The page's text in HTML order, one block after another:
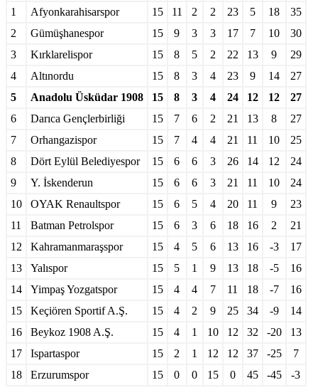
1 Afyonkarahisarspor 15 11 2 2 23 5 18
35
2
Gümüşhanespor 15 9 3 3 17 7 10
30
3
Kırklarelispor 15 8 5 2 22 13 9
29
4
Altınordu 15 8 3 4 23 9 14
27
5
Anadolu Üsküdar 1908 15 8 3 4 24 12 12
27
6
Darıca Gençlerbirliği 15 7 6 2 21 13 8
27
7
Orhangazispor 15 7 4 4 21 11 10
25
8
Dört Eylül Belediyespor 15 6 6 3 26 14 12
24
9
Y. İskenderun 15 6 6 3 21 11 10
24
10
OYAK Renaultspor 15 6 5 4 20 11 9
23
11
Batman Petrolspor 15 6 3 6 18 16 2
21
12
Kahramanmaraşspor 15 4 5 6 13 16 -3
17
13
Yalıspor 15 5 1 9 13 18 -5
16
14
Yimpaş Yozgatspor 15 4 4 7 11 18 -7
16
15
Keçiören Sportif A.Ş. 15 4 2 9 25 34 -9
14
16
Beykoz 1908 A.Ş. 15 4 1 10 12 32 -20
13
17
Ispartaspor 15 2 1 12 12 37 -25
7
18
Erzurumspor 15 0 0 15 0 45 -45 -3